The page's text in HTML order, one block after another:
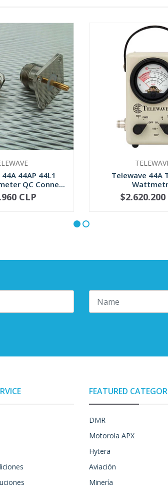
44AP 44L1
QC Conne...
+CLP
Telewave 44A
+
$2.620.200
FEATURED
DMR
Motorola APX
Hytera
Aviación
Minería